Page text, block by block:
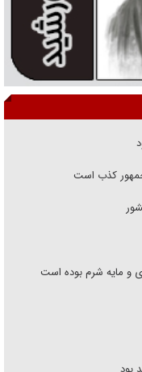
کذب است
و مایه شرم بوده است